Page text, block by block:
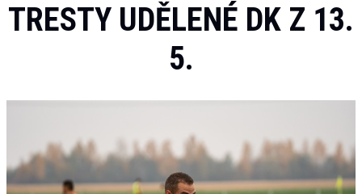
TRESTY UDĚLENÉ DK Z 13.
5.